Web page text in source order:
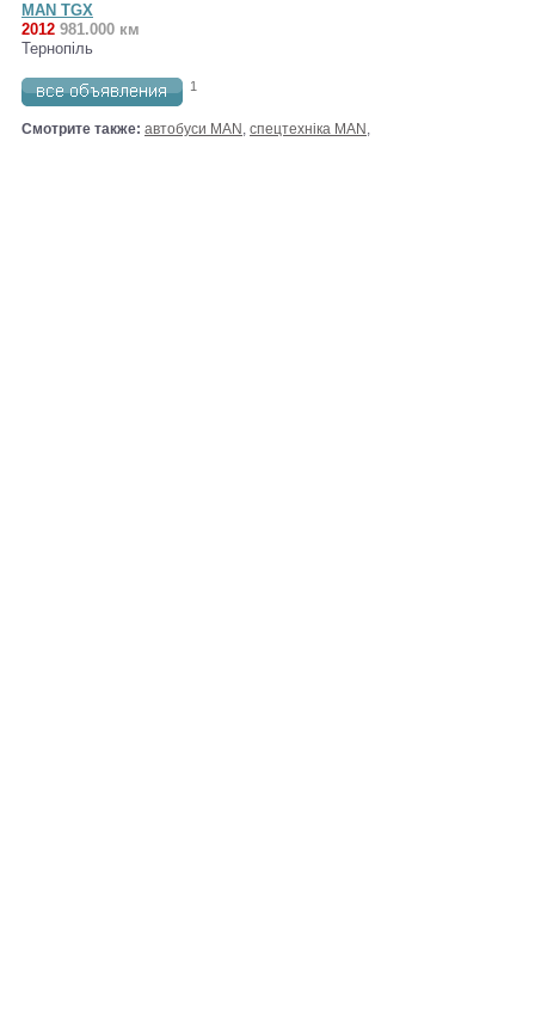
MAN TGX
2012 981.000 км
Тернопіль
1
Смотрите также: автобуси MAN , спецтехніка MAN ,